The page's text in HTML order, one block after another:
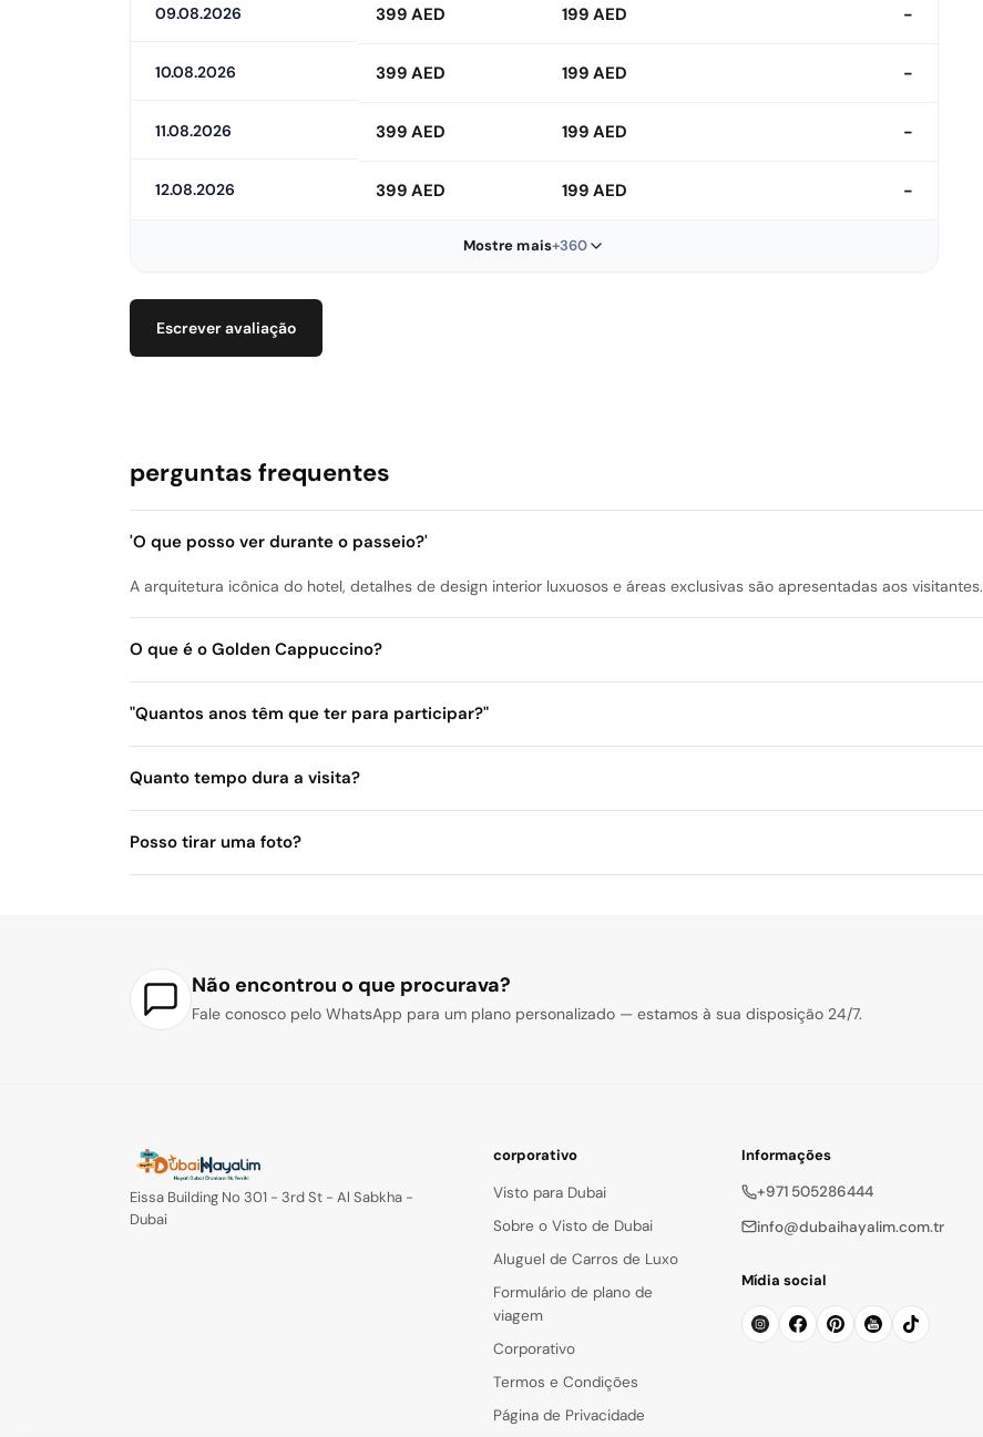
09.08.2026 399 AED 199 AED -
10.08.2026 399 AED 199 AED -
11.08.2026 399 AED 199 AED -
12.08.2026 399 AED 199 AED -
Mostre mais+360
Escrever avaliação
perguntas frequentes
'O que posso ver durante o passeio?'
A arquitetura icônica do hotel, detalhes de design interior luxuosos e áreas exclusivas são apresentadas aos visitantes.
O que é o Golden Cappuccino?
"Quantos anos têm que ter para participar?"
Quanto tempo dura a visita?
Posso tirar uma foto?
Não encontrou o que procurava?
Fale conosco pelo WhatsApp para um plano personalizado — estamos à sua disposição 24/7.
Eissa Building No 301 - 3rd St - Al Sabkha -
Dubai
corporativo
Visto para Dubai
Sobre o Visto de Dubai
Aluguel de Carros de Luxo
Formulário de plano de
viagem
Corporativo
Termos e Condições
Página de Privacidade
Informações
+971 505286444
info@dubaihayalim.com.tr
Mídia social